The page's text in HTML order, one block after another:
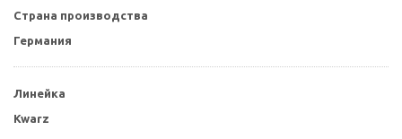
Страна производства
Германия
Линейка
Kwarz